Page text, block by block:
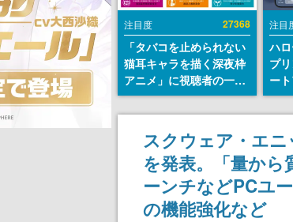
注目度 27368
「タバコを止められない
猫耳キャラを描く深夜枠
アニメ」に視聴者の一部
から批判意見。違法薬物
の使用と思しき描写も含
めて、BPOが議論を交わ
注目
ハ
プ
ー
が
スクウェア・エニ
を発表。「量か
ーンチなどPCユ
の機能強化など